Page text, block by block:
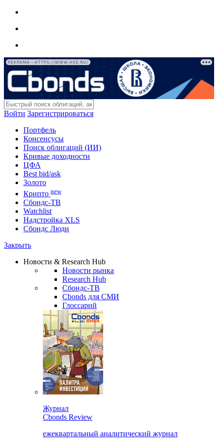
РЕКЛАМА • HTTPS://WWW.HSE.RU/
Войти Зарегистрироваться
Портфель
Консенсусы
Поиск облигаций (ИИ)
Кривые доходности
ЦФА
Best bid/ask
Золото
Крипто new
Сбондс-ТВ
Watchlist
Надстройка XLS
Сбондс Люди
Закрыть
Новости & Research Hub
Новости рынка
Research Hub
Сбондс-ТВ
Cbonds для СМИ
Глоссарий
Журнал
Cbonds Review
ежеквартальный аналитический журнал